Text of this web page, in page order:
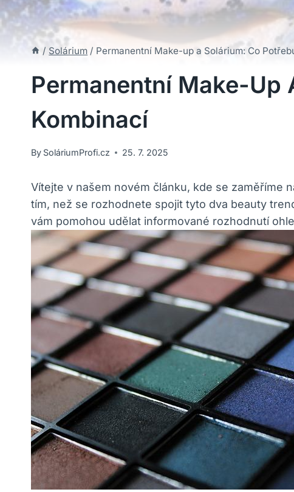
/ Solárium / Permanentní Make-up a Solárium: Co
Permanentní Make-Up
Kombinací
By SoláriumProfi.cz 25. 7. 2025
Vítejte v našem novém článku, kde se zaměříme
tím, než se rozhodnete spojit tyto dva beauty
vám pomohou udělat informované rozhodnutí